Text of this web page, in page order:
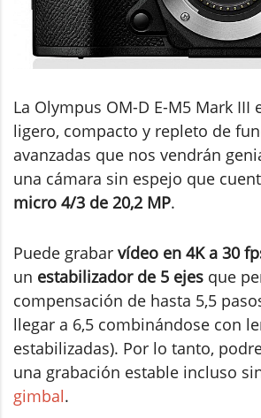
La Olympus OM-D E-M5 Mark III
ligero, compacto y repleto de
avanzadas que nos vendrán
una cámara sin espejo que
micro 4/3 de 20,2 MP.
Puede grabar vídeo en 4K a 30
un estabilizador de 5 ejes que
compensación de hasta 5,5
llegar a 6,5 combinándose con
estabilizadas). Por lo tanto,
una grabación estable incluso
gimbal.